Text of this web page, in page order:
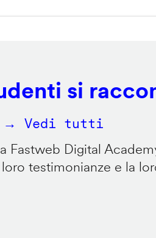
si
→ Vedi tutti
Fastweb Digital
testimonianze e la